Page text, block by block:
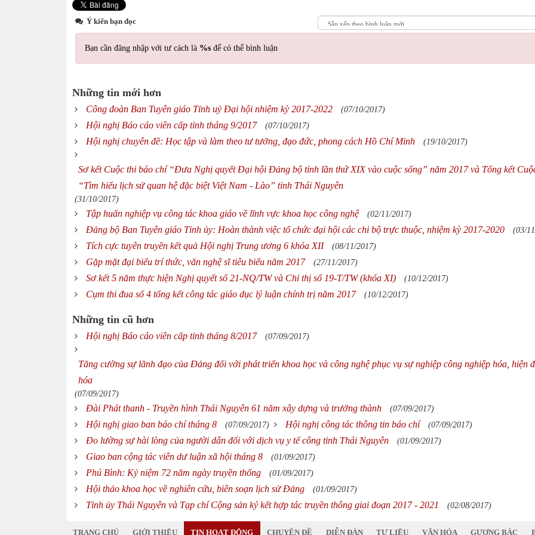
Ý kiến bạn đọc
Bạn cần đăng nhập với tư cách là %s để có thể bình luận
Những tin mới hơn
Công đoàn Ban Tuyên giáo Tỉnh uỷ Đại hội nhiệm kỳ 2017-2022 (07/10/2017)
Hội nghị Báo cáo viên cấp tỉnh tháng 9/2017 (07/10/2017)
Hội nghị chuyên đề: Học tập và làm theo tư tưởng, đạo đức, phong cách Hồ Chí Minh (19/10/2017)
Sơ kết Cuộc thi báo chí “Đưa Nghị quyết Đại hội Đảng bộ tỉnh lần thứ XIX vào cuộc sống” năm 2017 và Tổng kết
“Tìm hiểu lịch sử quan hệ đặc biệt Việt Nam - Lào” tỉnh Thái Nguyên
(31/10/2017)
Tập huấn nghiệp vụ công tác khoa giáo về lĩnh vực khoa học công nghệ (02/11/2017)
Đảng bộ Ban Tuyên giáo Tỉnh ủy: Hoàn thành việc tổ chức đại hội các chi bộ trực thuộc, nhiệm kỳ 2017-2020 (03/
Tích cực tuyên truyền kết quả Hội nghị Trung ương 6 khóa XII (08/11/2017)
Gặp mặt đại biểu trí thức, văn nghệ sĩ tiêu biểu năm 2017 (27/11/2017)
Sơ kết 5 năm thực hiện Nghị quyết số 21-NQ/TW và Chỉ thị số 19-T/TW (khóa XI) (10/12/2017)
Cụm thi đua số 4 tổng kết công tác giáo dục lý luận chính trị năm 2017 (10/12/2017)
Những tin cũ hơn
Hội nghị Báo cáo viên cấp tỉnh tháng 8/2017 (07/09/2017)
Tăng cường sự lãnh đạo của Đảng đối với phát triển khoa học và công nghệ phục vụ sự nghiệp công nghiệp hóa, hiện
hóa
(07/09/2017)
Đài Phát thanh - Truyền hình Thái Nguyên 61 năm xây dựng và trưởng thành (07/09/2017)
Hội nghị giao ban báo chí tháng 8 (07/09/2017) Hội nghị công tác thông tin báo chí (07/09/2017)
Đo lường sự hài lòng của người dân đối với dịch vụ y tế công tỉnh Thái Nguyên (01/09/2017)
Giao ban cộng tác viên dư luận xã hội tháng 8 (01/09/2017)
Phú Bình: Kỷ niệm 72 năm ngày truyền thống (01/09/2017)
Hội thảo khoa học về nghiên cứu, biên soạn lịch sử Đảng (01/09/2017)
Tỉnh ủy Thái Nguyên và Tạp chí Cộng sản ký kết hợp tác truyền thông giai đoạn 2017 - 2021 (02/08/2017)
TRANG CHỦ GIỚI THIỆU TIN HOẠT ĐỘNG CHUYÊN ĐỀ DIỄN ĐÀN TƯ LIỆU VĂN HÓA GƯƠNG BÁC